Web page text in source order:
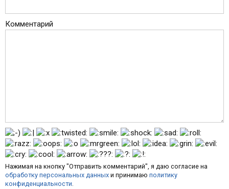
Комментарий
Нажимая на кнопку "Отправить комментарий", я даю согласие на
обработку персональных данных и принимаю политику
конфиденциальности.